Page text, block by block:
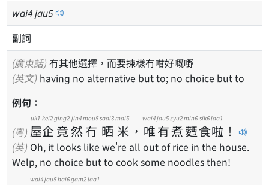
wai4jau5
副詞
(廣東話) 冇其他選擇，而要揀樣冇咁好嘅嘢
(英文) having no alternative but to; no choice but to
例句：
(粵) 屋
uk1
企
kei2
竟
ging2
然
jin4
冇
mou5
晒
saai3
米
mai5
， 唯
wai4
有
jau5
煮
zyu2
麪
min6
食
sik6
啦
laa1
！
(英) Oh, it looks like we're all out of rice in the house.
Welp, no choice but to cook some noodles then!
wai4jau5hai6gam2laa1